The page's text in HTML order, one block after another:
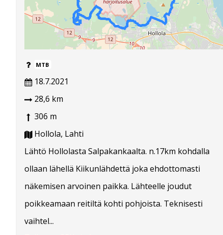
MTB
18.7.2021
28,6 km
306 m
Hollola, Lahti
Lähtö Hollolasta Salpakankaalta. n.17km kohdalla
ollaan lähellä Kiikunlähdettä joka ehdottomasti
näkemisen arvoinen paikka. Lähteelle joudut
poikkeamaan reitiltä kohti pohjoista. Teknisesti
vaihtel...